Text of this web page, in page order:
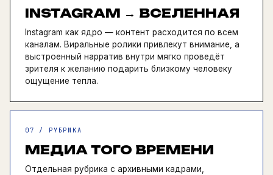
INSTAGRAM → ВСЕЛЕННАЯ
Instagram как ядро — контент расходится по всем
каналам. Виральные ролики привлекут внимание, а
выстроенный нарратив внутри мягко проведёт
зрителя к желанию подарить близкому человеку
ощущение тепла.
07 / РУБРИКА
МЕДИА ТОГО ВРЕМЕНИ
Отдельная рубрика с архивными кадрами,